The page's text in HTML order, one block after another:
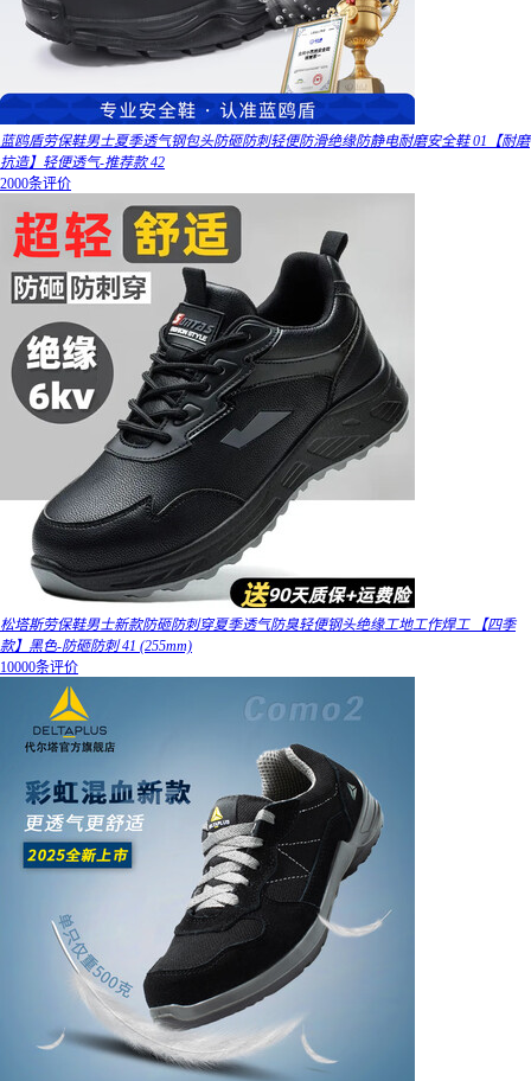
蓝鸥盾劳保鞋男士夏季透气钢包头防砸防刺轻便防滑绝缘防静电耐磨安全鞋 01【耐磨
抗造】轻便透气-推荐款 42
2000条评价
松塔斯劳保鞋男士新款防砸防刺穿夏季透气防臭轻便钢头绝缘工地工作焊工 【四季
款】黑色-防砸防刺 41 (255mm)
10000条评价